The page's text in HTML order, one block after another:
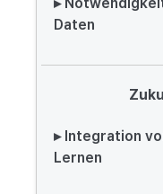
Daten
▸ Integration
Lernen